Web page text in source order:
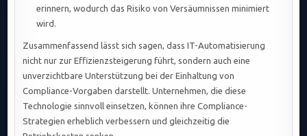
erinnern, wodurch das Risiko von Versäumnissen minimiert
wird.
Zusammenfassend lässt sich sagen, dass IT-Automatisierung
nicht nur zur Effizienzsteigerung führt, sondern auch eine
unverzichtbare Unterstützung bei der Einhaltung von
Compliance-Vorgaben darstellt. Unternehmen, die diese
Technologie sinnvoll einsetzen, können ihre Compliance-
Strategien erheblich verbessern und gleichzeitig die